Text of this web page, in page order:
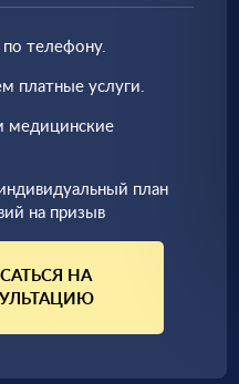
телефону.
платные услуги.
медицинские
план
на призыв
НА